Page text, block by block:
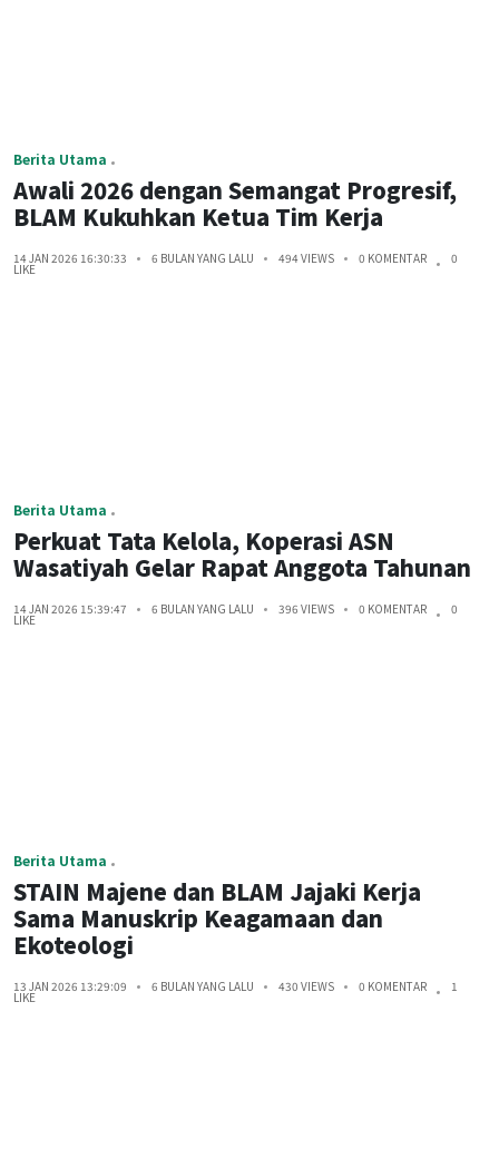
Berita Utama
Awali 2026 dengan Semangat Progresif,
BLAM Kukuhkan Ketua Tim Kerja
14 JAN 2026 16:30:33 6 BULAN YANG LALU 494 VIEWS 0 KOMENTAR 0
LIKE
Berita Utama
Perkuat Tata Kelola, Koperasi ASN
Wasatiyah Gelar Rapat Anggota Tahunan
14 JAN 2026 15:39:47 6 BULAN YANG LALU 396 VIEWS 0 KOMENTAR 0
LIKE
Berita Utama
STAIN Majene dan BLAM Jajaki Kerja
Sama Manuskrip Keagamaan dan
Ekoteologi
13 JAN 2026 13:29:09 6 BULAN YANG LALU 430 VIEWS 0 KOMENTAR 1
LIKE